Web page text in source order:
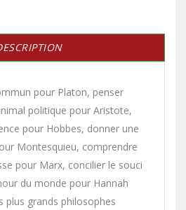
pour Platon, penser
politique pour Aristote,
pour Hobbes, donner une
Montesquieu, comprendre
pour Marx, concilier le souci
du monde pour Hannah
plus grands philosophes